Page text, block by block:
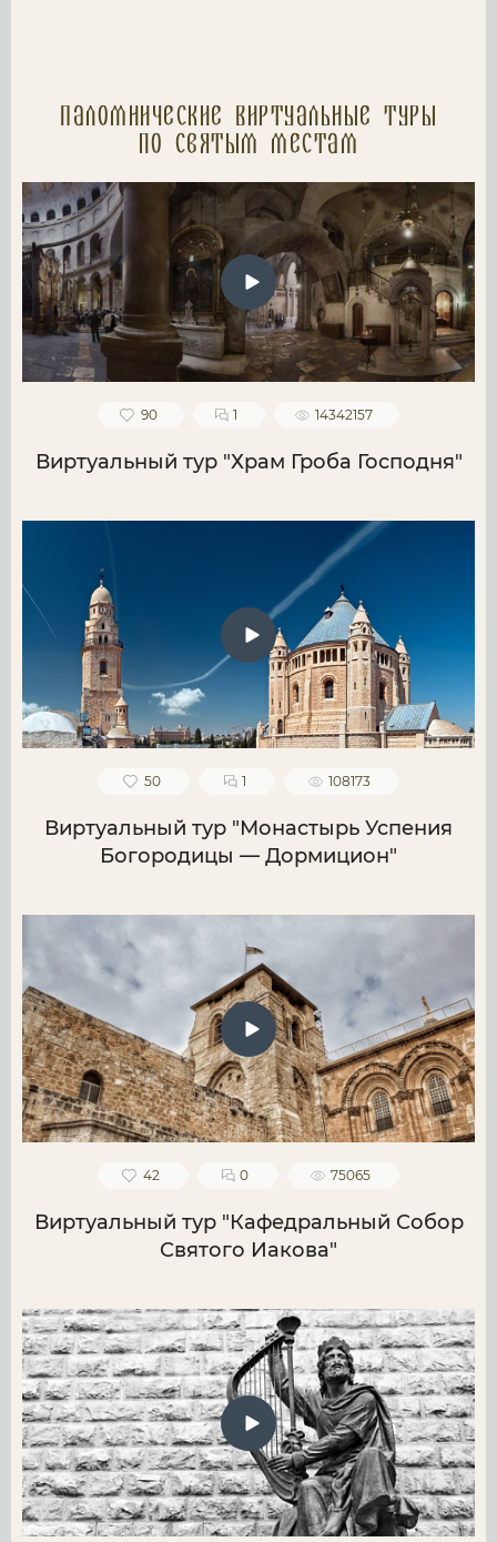
Паломнические Виртуальные туры
по святым местам
90 1 14342157
Виртуальный тур "Храм Гроба Господня"
50 1 108173
Виртуальный тур "Монастырь Успения
Богородицы — Дормицион"
42 0 75065
Виртуальный тур "Кафедральный Собор
Святого Иакова"